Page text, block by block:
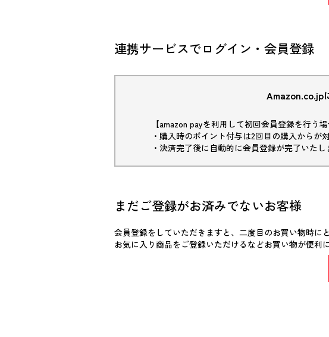
連携サービスでログイン・会員登録
Amazon.co.jp
【amazon payを利用して初回会員登録を行う場
・購入時のポイント付与は2回目の購入からが
・決済完了後に自動的に会員登録が完了いたし
まだご登録がお済みでないお客様
会員登録をしていただきますと、二度目のお買い物時に
お気に入り商品をご登録いただけるなどお買い物が便利